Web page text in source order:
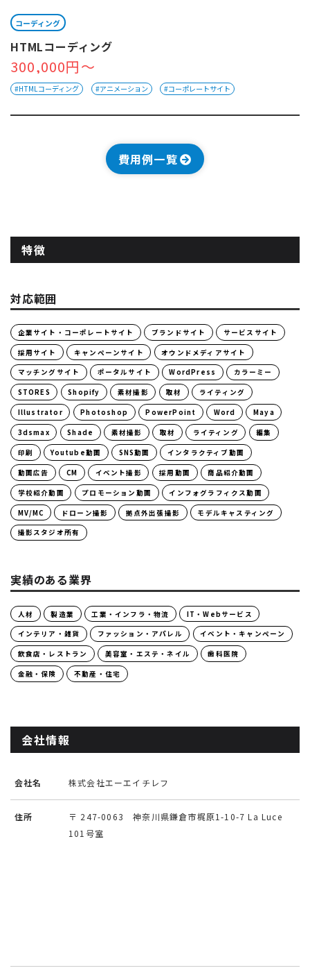
コーディング
HTMLコーディング
300,000円～
#HTMLコーディング #アニメーション #コーポレートサイト
費用例一覧
特徴
対応範囲
企業サイト・コーポレートサイト ブランドサイト サービスサイト
採用サイト キャンペーンサイト オウンドメディアサイト
マッチングサイト ポータルサイト WordPress カラーミー
STORES Shopify 素材撮影 取材 ライティング
Illustrator Photoshop PowerPoint Word Maya
3dsmax Shade 素材撮影 取材 ライティング 編集
印刷 Youtube動画 SNS動画 インタラクティブ動画
動画広告 CM イベント撮影 採用動画 商品紹介動画
学校紹介動画 プロモーション動画 インフォグラフィクス動画
MV/MC ドローン撮影 拠点外出張撮影 モデルキャスティング
撮影スタジオ所有
実績のある業界
人材 製造業 工業・インフラ・物流 IT・Webサービス
インテリア・雑貨 ファッション・アパレル イベント・キャンペーン
飲食店・レストラン 美容室・エステ・ネイル 歯科医院
金融・保険 不動産・住宅
会社情報
会社名 株式会社エーエイチレフ
住所
〒 247-0063 神奈川県鎌倉市梶原1-10-7 La Luce
101号室